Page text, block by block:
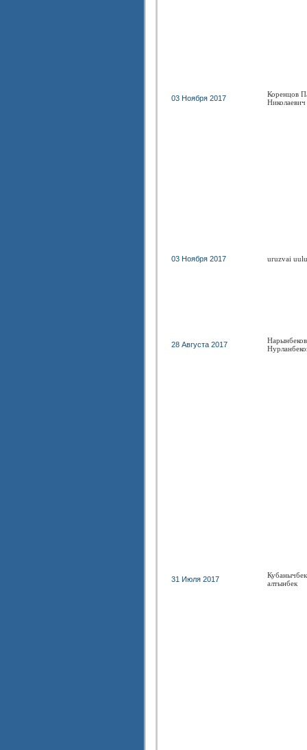
03 Ноября 2017
Коренцов
Николаевич
03 Ноября 2017 uruzvai
28 Августа 2017
31 Июля 2017
алтынбек